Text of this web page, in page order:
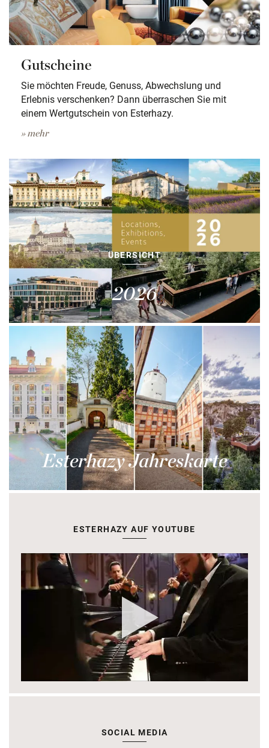
Gutscheine
Sie möchten Freude, Genuss, Abwechslung und
Erlebnis verschenken? Dann überraschen Sie mit
einem Wertgutschein von Esterhazy.
» mehr
ÜBERSICHT
2026
Esterhazy Jahreskarte
ESTERHAZY AUF YOUTUBE
SOCIAL MEDIA